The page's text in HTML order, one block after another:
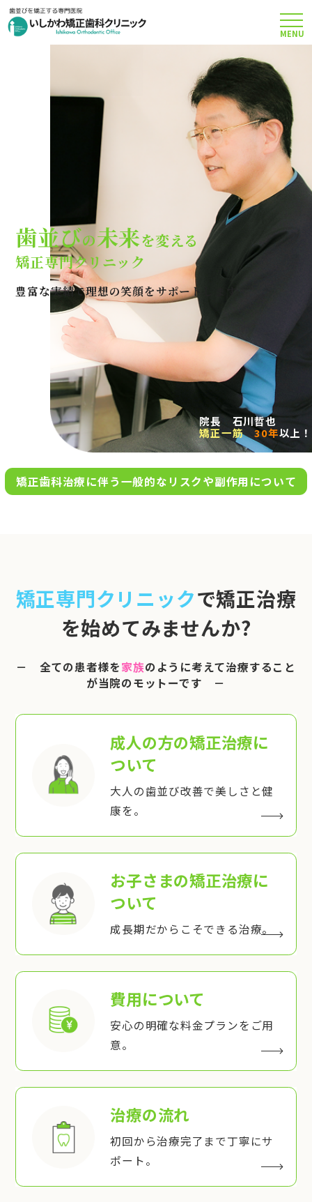
矯正治療について
当院のこだわり
費用について
クリニック案内
Q＆A
アクセス
お問い合わせ
完全
0120-695-578
※日曜は不定期で診療してい
ます
MENU
歯並びの未来を変える
矯正専門クリニック
豊富な実績で理想の笑顔をサポートします
院長 石川哲也
矯正一筋
30年以上！
矯正歯科治療に伴う一般的なリスクや副作用について
矯正専門クリニックで矯正治療
を始めてみませんか?
－ 全ての患者様を家族のように考えて治療すること
が当院のモットーです －
成人の方の矯正治療に
ついて
大人の歯並び改善で美しさと健
康を。
お子さまの矯正治療に
ついて
成長期だからこそできる治療。
費用について
安心の明確な料金プランをご用
意。
治療の流れ
初回から治療完了まで丁寧にサ
ポート。